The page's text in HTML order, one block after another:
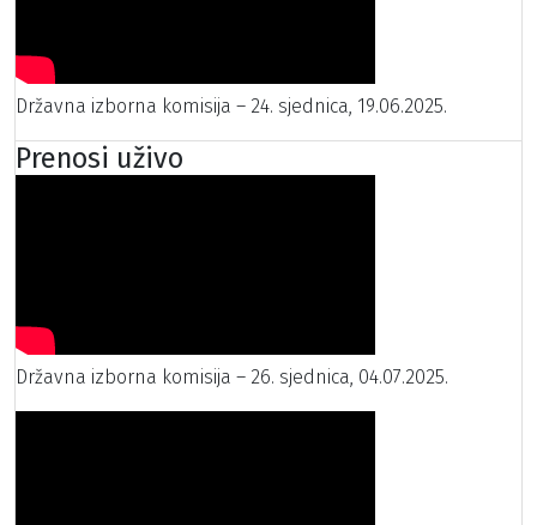
Državna izborna komisija – 24. sjednica, 19.06.2025.
Prenosi uživo
Državna izborna komisija – 26. sjednica, 04.07.2025.